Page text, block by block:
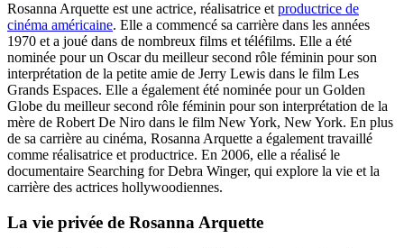
Rosanna Arquette est une actrice, réalisatrice et productrice de
cinéma américaine. Elle a commencé sa carrière dans les années
1970 et a joué dans de nombreux films et téléfilms. Elle a été
nominée pour un Oscar du meilleur second rôle féminin pour son
interprétation de la petite amie de Jerry Lewis dans le film Les
Grands Espaces. Elle a également été nominée pour un Golden
Globe du meilleur second rôle féminin pour son interprétation de la
mère de Robert De Niro dans le film New York, New York. En plus
de sa carrière au cinéma, Rosanna Arquette a également travaillé
comme réalisatrice et productrice. En 2006, elle a réalisé le
documentaire Searching for Debra Winger, qui explore la vie et la
carrière des actrices hollywoodiennes.
La vie privée de Rosanna Arquette